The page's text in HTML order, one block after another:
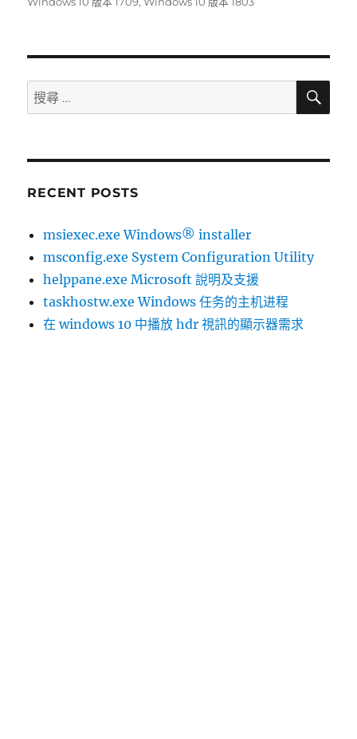
搜
尋：
搜
RECENT POSTS
msiexec.exe Windows® installer
msconfig.exe System Configuration Utility
helppane.exe Microsoft 說明及支援
taskhostw.exe Windows 任务的主机进程
在 windows 10 中播放 hdr 視訊的顯示器需求